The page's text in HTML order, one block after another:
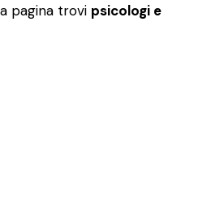
pagina trovi psicologi e